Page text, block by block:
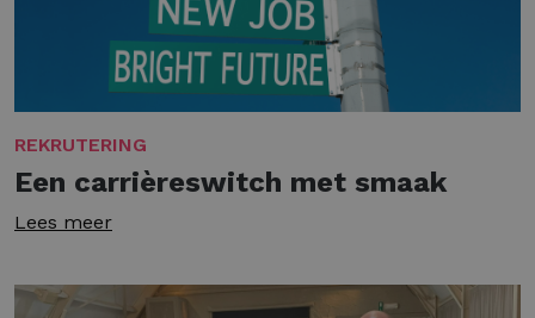
REKRUTERING
Een carrièreswitch met smaak
Lees meer